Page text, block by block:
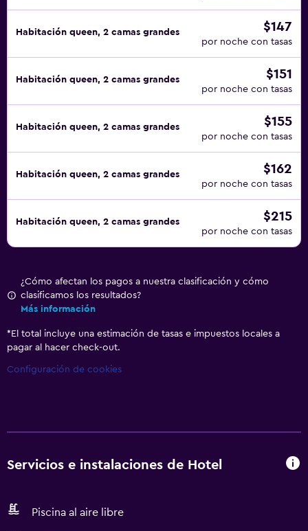
Habitación queen, 2 camas grandes $147
por noche con tasas
Habitación queen, 2 camas grandes $151
por noche con tasas
Habitación queen, 2 camas grandes $155
por noche con tasas
Habitación queen, 2 camas grandes $162
por noche con tasas
Habitación queen, 2 camas grandes $215
por noche con tasas
¿Cómo afectan los pagos a nuestra clasificación y cómo
clasificamos los resultados?
Más información
* El total incluye una estimación de tasas e impuestos locales a
pagar al hacer check-out.
Configuración de cookies
Servicios e instalaciones de Hotel
Piscina al aire libre